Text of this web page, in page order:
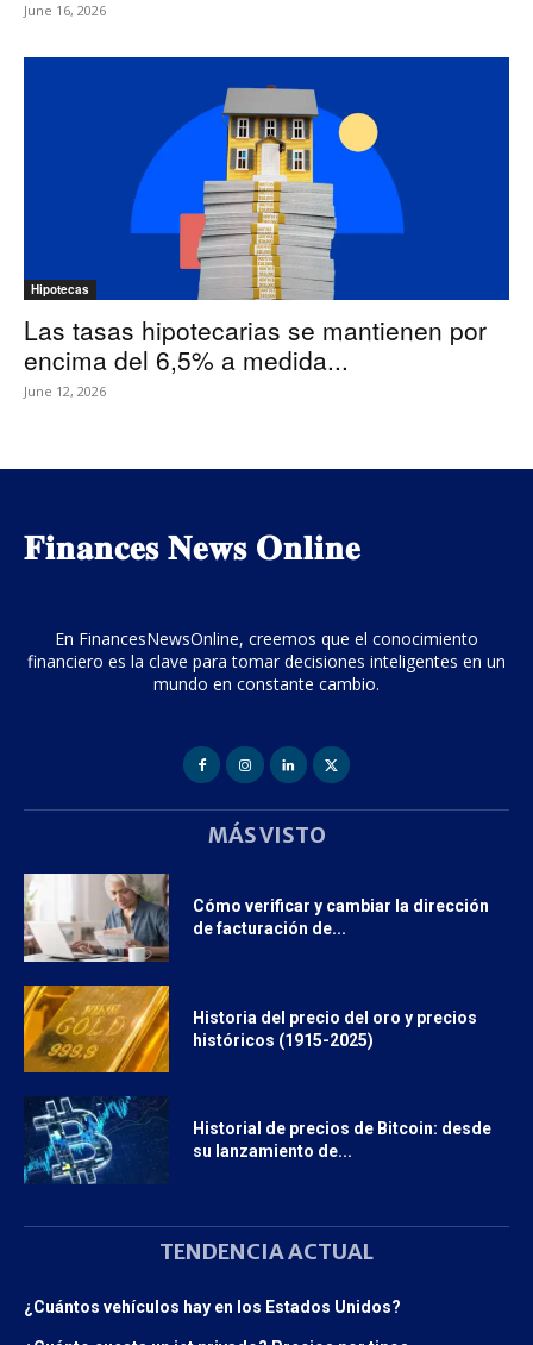
June 16, 2026
Hipotecas
Las tasas hipotecarias se mantienen por
encima del 6,5% a medida...
June 12, 2026
𝐅𝐢𝐧𝐚𝐧𝐜𝐞𝐬 𝐍𝐞𝐰𝐬 𝐎𝐧𝐥𝐢𝐧𝐞
En FinancesNewsOnline, creemos que el conocimiento
financiero es la clave para tomar decisiones inteligentes en un
mundo en constante cambio.
MÁS VISTO
Cómo verificar y cambiar la dirección
de facturación de...
Historia del precio del oro y precios
históricos (1915-2025)
Historial de precios de Bitcoin: desde
su lanzamiento de...
TENDENCIA ACTUAL
¿Cuántos vehículos hay en los Estados Unidos?